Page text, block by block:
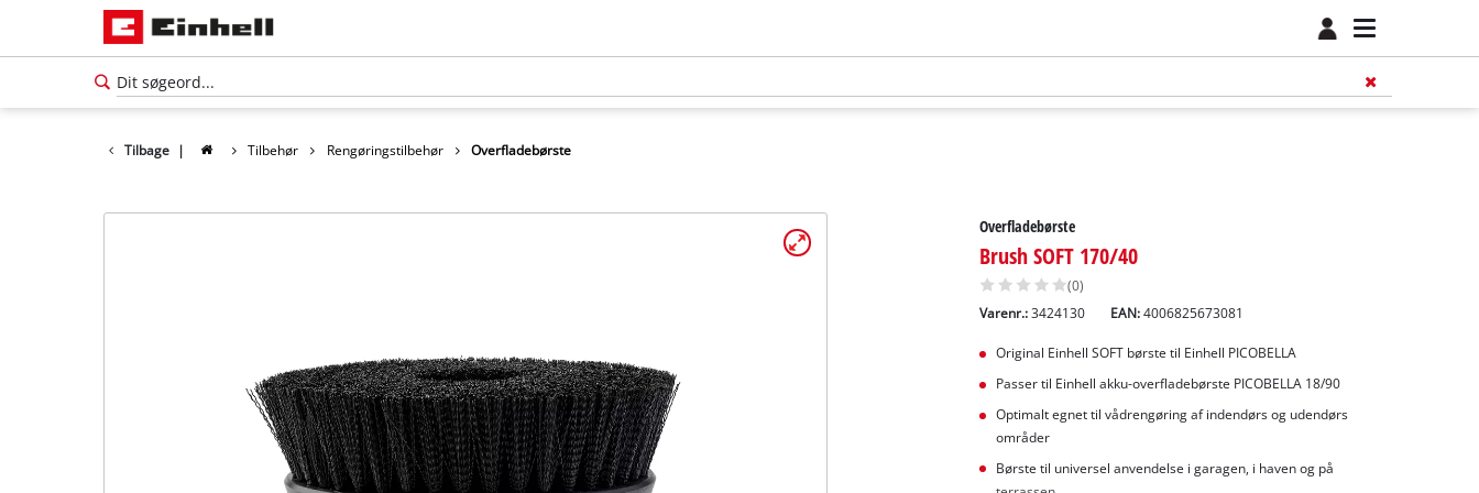
Tilbage | Tilbehør Rengøringstilbehør Overfladebørste
Overfladebørste
Brush SOFT 170/40
(0)
Varenr.: 3424130 EAN:4006825673081
Original Einhell SOFT børste til Einhell PICOBELLA
Passer til Einhell akku-overfladebørste PICOBELLA 18/90
Optimalt egnet til vådrengøring af indendørs og udendørs
områder
Børste til universel anvendelse i garagen, i haven og på